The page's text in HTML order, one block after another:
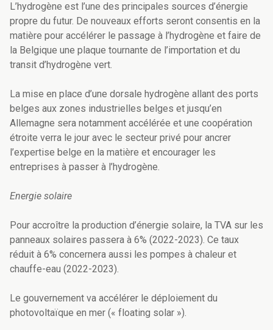
L’hydrogène est l’une des principales sources d’énergie
propre du futur. De nouveaux efforts seront consentis en la
matière pour accélérer le passage à l’hydrogène et faire de
la Belgique une plaque tournante de l’importation et du
transit d’hydrogène vert.
La mise en place d’une dorsale hydrogène allant des ports
belges aux zones industrielles belges et jusqu’en
Allemagne sera notamment accélérée et une coopération
étroite verra le jour avec le secteur privé pour ancrer
l’expertise belge en la matière et encourager les
entreprises à passer à l’hydrogène.
Energie solaire
Pour accroître la production d’énergie solaire, la TVA sur les
panneaux solaires passera à 6% (2022-2023). Ce taux
réduit à 6% concernera aussi les pompes à chaleur et
chauffe-eau (2022-2023).
Le gouvernement va accélérer le déploiement du
photovoltaïque en mer (« floating solar »).